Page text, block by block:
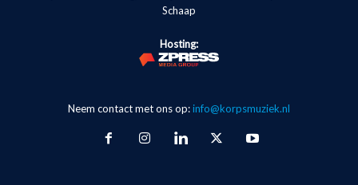
Schaap
Hosting:
Neem contact met ons op:info@korpsmuziek.nl